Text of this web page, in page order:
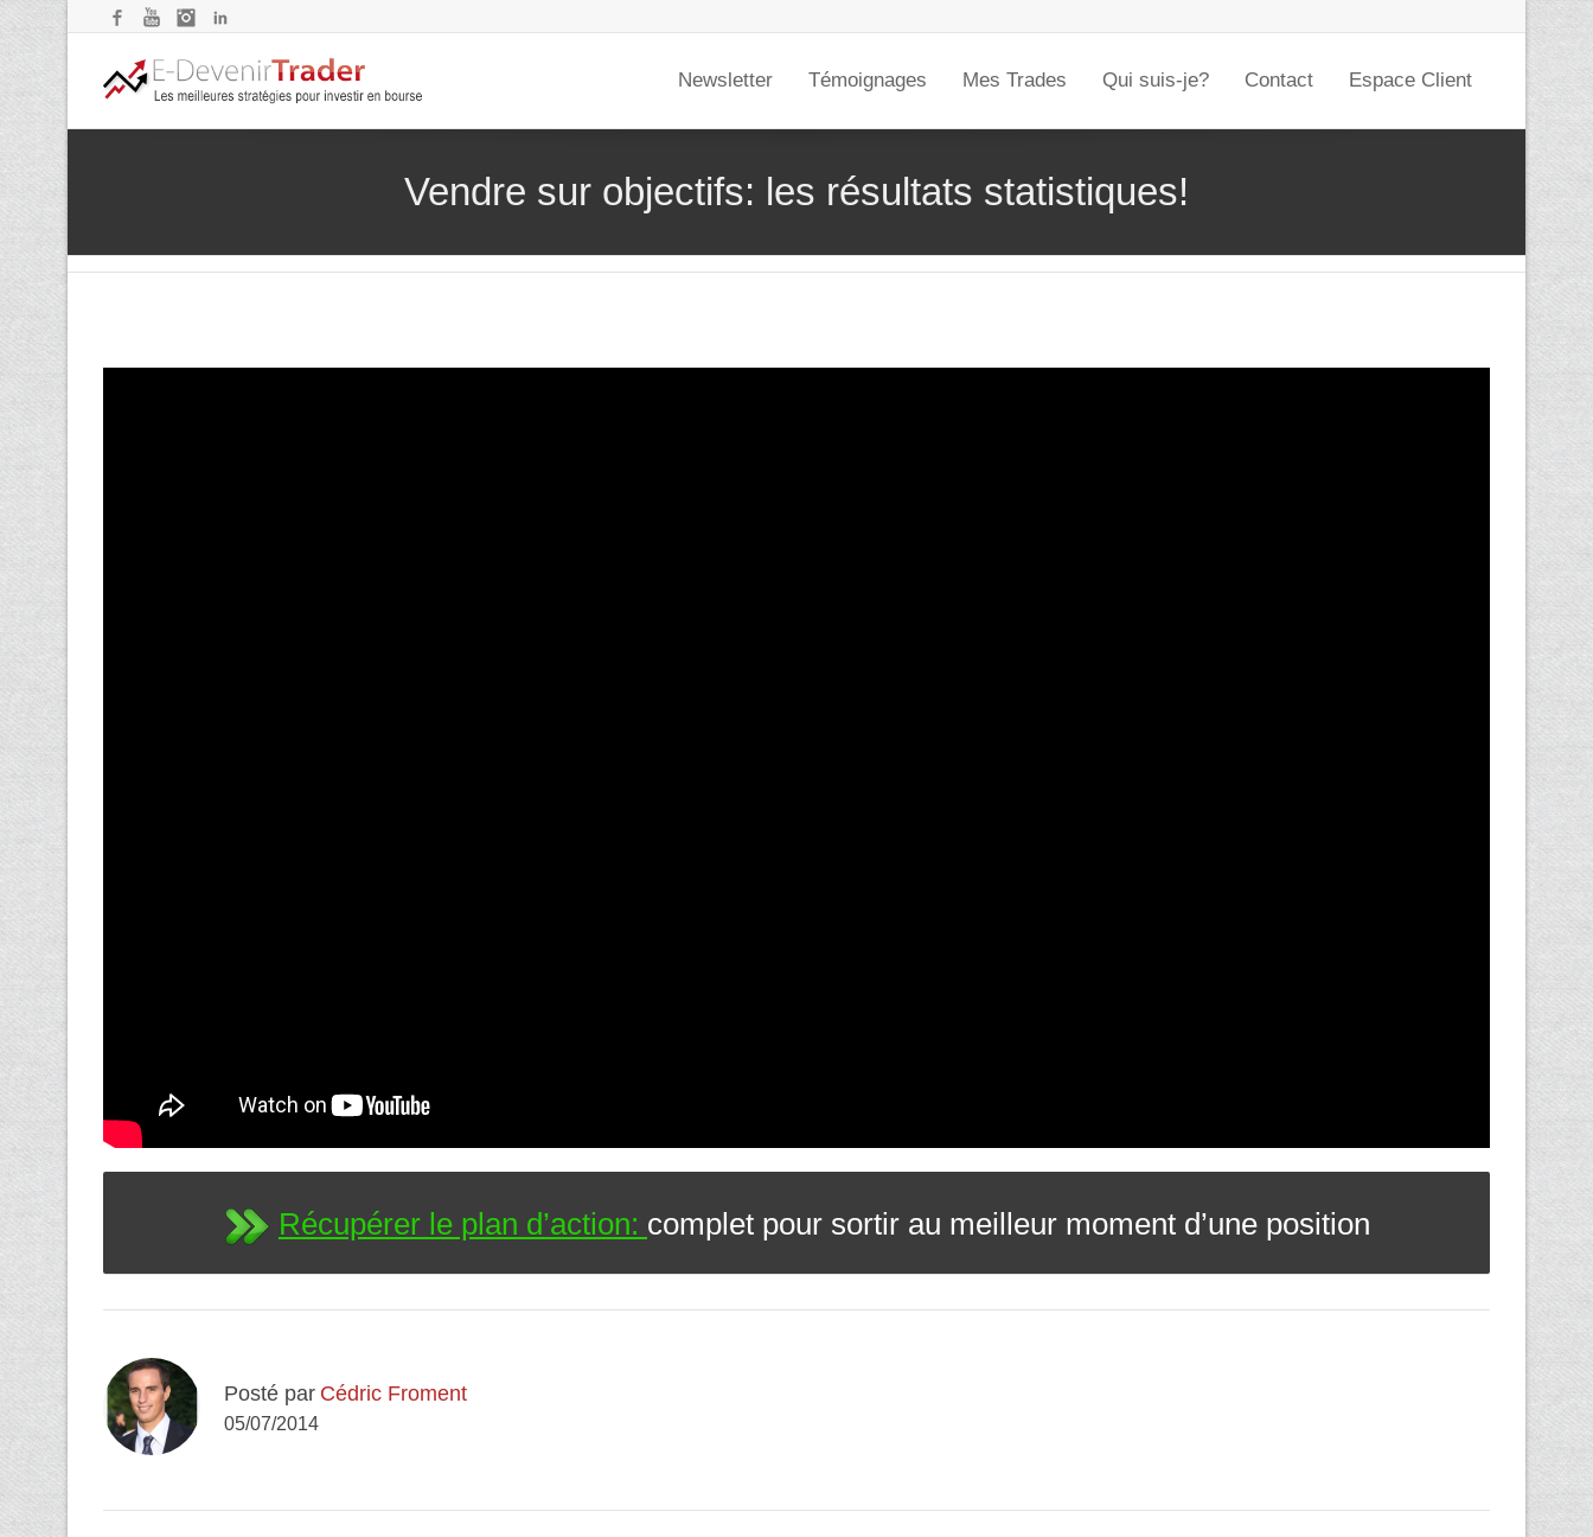
FacebookYouTubeInstagram
Newsletter Témoignages Mes Trades Qui suis-je? Contact Espace Client
Vendre sur objectifs: les résultats statistiques!
Récupérer le plan d’action: complet pour sortir au meilleur moment d’une position
Posté par Cédric Froment
05/07/2014